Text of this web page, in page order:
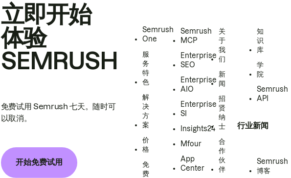
立即开始
体验
SEMRUSH
免费试用 Semrush 七天。随时可
以取消。
开始免费试用
Semrush
One
服
务
特
色
解
决
方
案
价
格
免
费
Semrush
MCP
Enterprise
SEO
Enterprise
AIO
Enterprise
SI
Insights24
Mfour
App
Center
关
于
我
们
新
闻
招
贤
纳
士
合
作
伙
伴
知
识
库
学
院
Semrush
API
行业新闻
Semrush
博客